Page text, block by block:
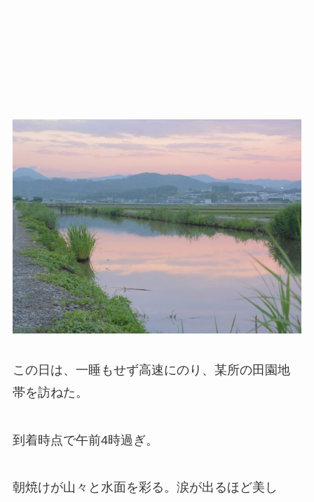
この日は、一睡もせず高速にのり、某所の田園地
帯を訪ねた。
到着時点で午前4時過ぎ。
朝焼けが山々と水面を彩る。涙が出るほど美し